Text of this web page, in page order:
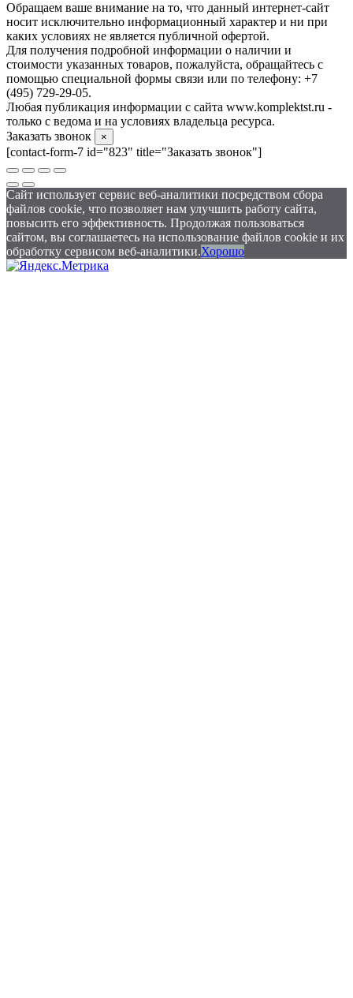
Обращаем ваше внимание на то, что данный интернет-сайт
носит исключительно информационный характер и ни при
каких условиях не является публичной офертой.
Для получения подробной информации о наличии и
стоимости указанных товаров, пожалуйста, обращайтесь с
помощью специальной формы связи или по телефону: +7
(495) 729-29-05.
Любая публикация информации с сайта www.komplektst.ru -
только с ведома и на условиях владельца ресурса.
Заказать звонок
×
[contact-form-7 id="823" title="Заказать звонок"]
Сайт использует сервис веб-аналитики посредством сбора
файлов cookie, что позволяет нам улучшить работу сайта,
повысить его эффективность. Продолжая пользоваться
сайтом, вы соглашаетесь на использование файлов cookie и их
обработку сервисом веб-аналитики.Хорошо